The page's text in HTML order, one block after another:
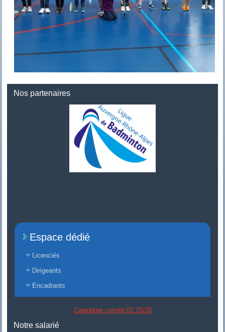
Nos partenaires
Espace dédié
Licenciés
Dirigeants
Encadrants
Calendrier comité 01 25/26
Notre salarié